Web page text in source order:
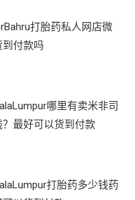
打胎药私人网店微
付款吗
哪里有卖米非司
最好可以货到付款
打胎药多少钱药